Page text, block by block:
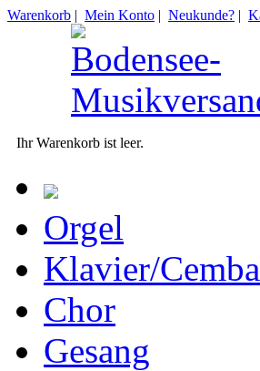
Warenkorb | Mein Konto | Neukunde? |
Ihr Warenkorb ist leer.
Orgel
Klavier/
Chor
Gesang